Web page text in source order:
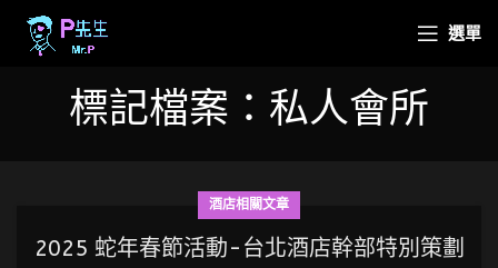
選單
標記檔案：私人會所
酒店相關文章
2025 蛇年春節活動-台北酒店幹部特別策劃